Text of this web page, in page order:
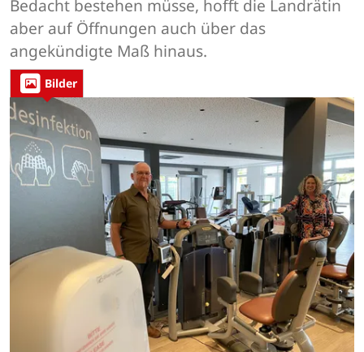
Bedacht bestehen müsse, hofft die Landrätin
aber auf Öffnungen auch über das
angekündigte Maß hinaus.
Bilder